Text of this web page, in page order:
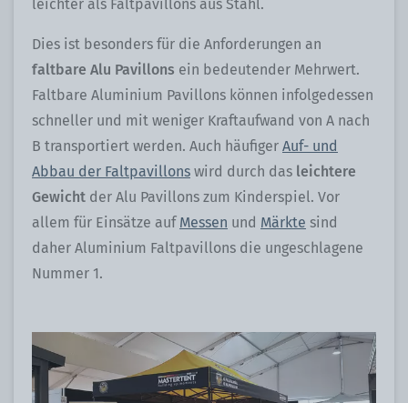
leichter als Faltpavillons aus Stahl.
Dies ist besonders für die Anforderungen an
faltbare Alu Pavillons ein bedeutender Mehrwert.
Faltbare Aluminium Pavillons können infolgedessen
schneller und mit weniger Kraftaufwand von A nach
B transportiert werden. Auch häufiger Auf- und
Abbau der Faltpavillons wird durch das leichtere
Gewicht der Alu Pavillons zum Kinderspiel. Vor
allem für Einsätze auf Messen und Märkte sind
daher Aluminium Faltpavillons die ungeschlagene
Nummer 1.